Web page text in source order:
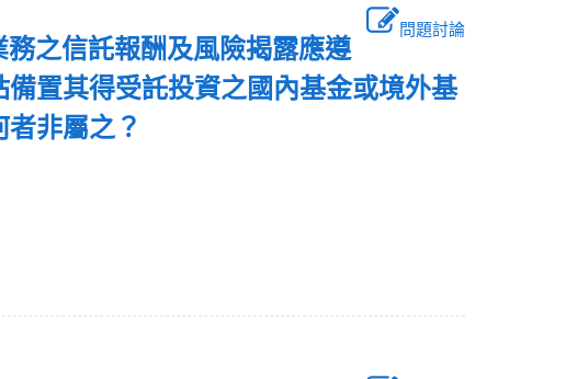
問題討論
之信託報酬及風險揭露應遵
置其得受託投資之國內基金或境外基
非屬之？